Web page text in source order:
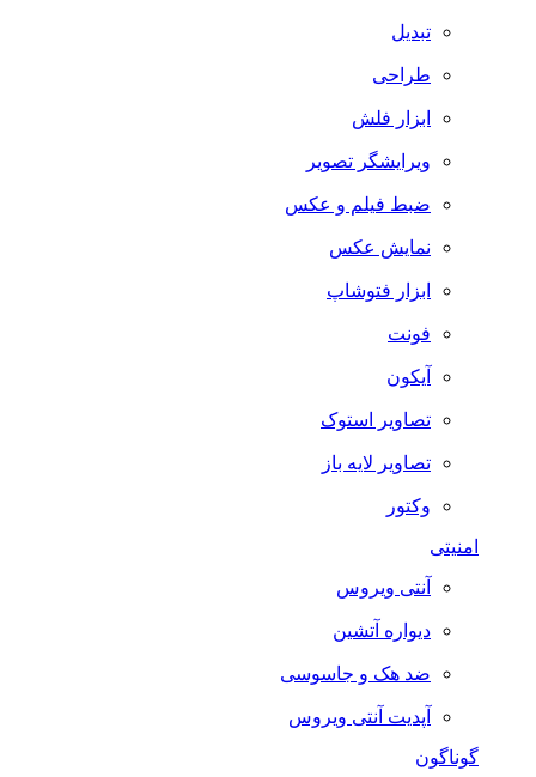
تبدیل
طراحی
ابزار فلش
ویرایشگر تصویر
ضبط فيلم و عكس
نمایش عکس
ابزار فتوشاپ
فونت
آیکون
تصاویر استوک
تصاویر لایه باز
وکتور
امنیتی
آنتی ویروس
دیواره آتشین
ضد هک و جاسوسی
آپدیت آنتی ویروس
گوناگون